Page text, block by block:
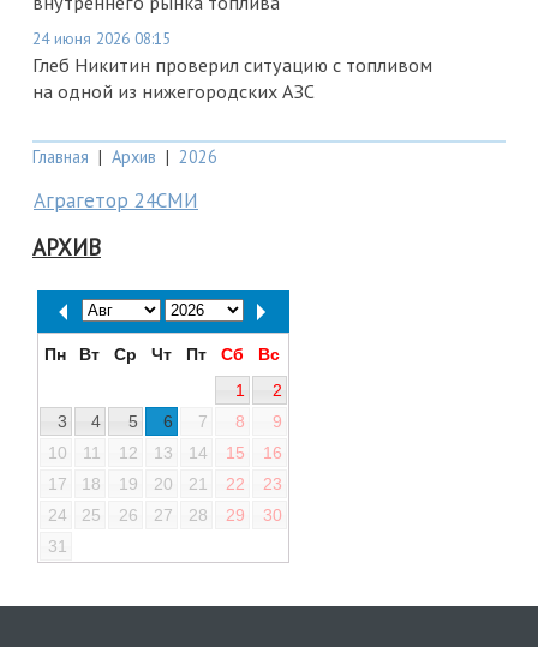
24 июня 2026 08:15
Глеб Никитин проверил ситуацию с топливом
на одной из нижегородских АЗС
Главная | Архив | 2026
Аграгетор 24СМИ
АРХИВ
Пн Вт Ср Чт Пт Сб
Вс
1
2
3
4 5 6 7 8
9
10
11 12 13 14 15
16
17
18 19 20 21 22
23
24
25 26 27 28 29
30
31